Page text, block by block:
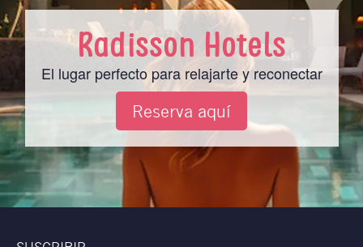
Radisson Hotels
El lugar perfecto para relajarte y reconectar
Reserva aquí